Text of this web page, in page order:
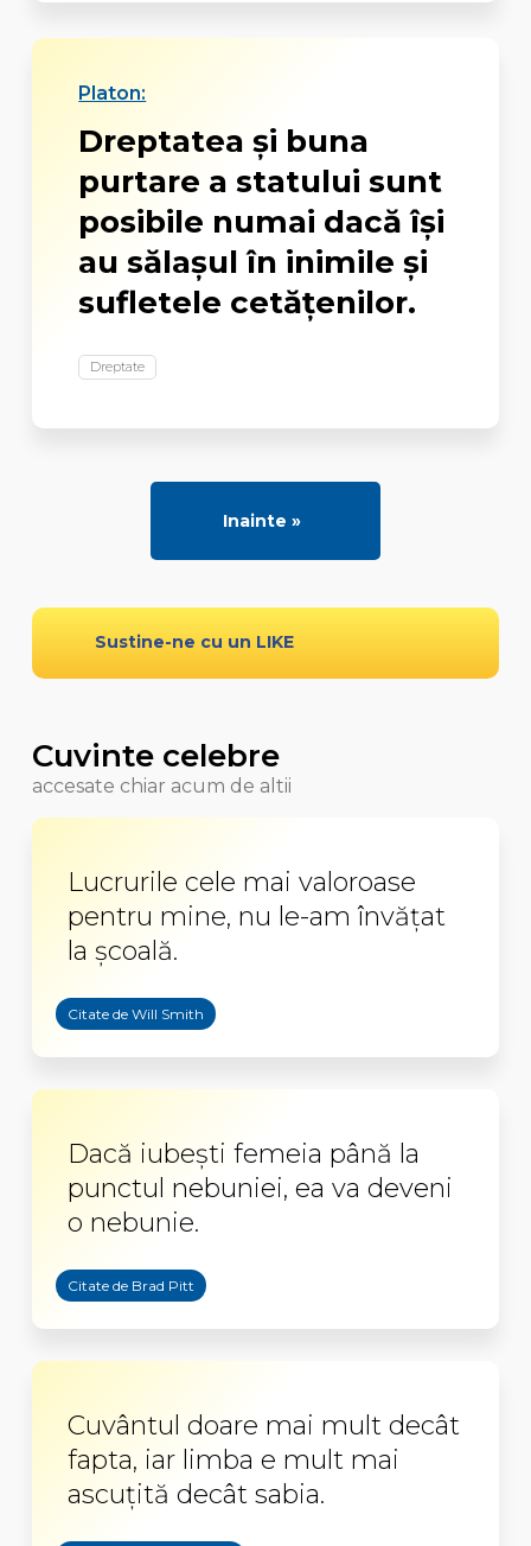
Platon:
Dreptatea şi buna
purtare a statului sunt
posibile numai dacă îşi
au sălaşul în inimile şi
sufletele cetăţenilor.
Dreptate
Inainte »
Sustine-ne cu un LIKE
Cuvinte celebre
accesate chiar acum de altii
Lucrurile cele mai valoroase
pentru mine, nu le-am învăţat
la şcoală.
Citate de Will Smith
Dacă iubeşti femeia până la
punctul nebuniei, ea va deveni
o nebunie.
Citate de Brad Pitt
Cuvântul doare mai mult decât
fapta, iar limba e mult mai
ascuţită decât sabia.